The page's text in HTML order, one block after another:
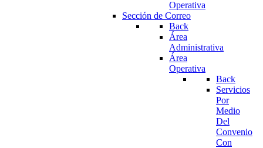
Operativa
Sección de Correo
Back
Área
Administrativa
Área
Operativa
Back
Servicios
Por
Medio
Del
Convenio
Con